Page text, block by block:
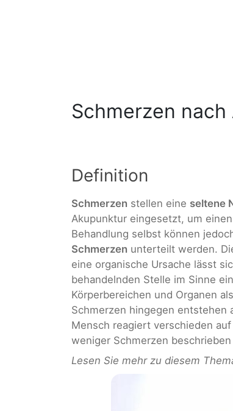
Schmerzen
Definition
Schmerzen stellen eine seltene
Akupunktur eingesetzt, um
Behandlung selbst können
Schmerzen unterteilt werden.
eine organische Ursache lässt
behandelnden Stelle im Sinne
Körperbereichen und Organen als
Schmerzen hingegen entstehen
Mensch reagiert verschieden
weniger Schmerzen
Lesen Sie mehr zu diesem